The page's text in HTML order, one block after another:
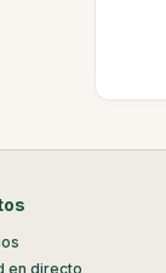
en directo